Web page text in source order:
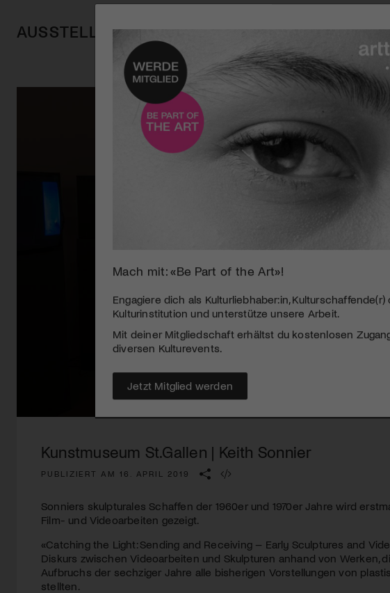
AUSSTELLUNGEN
Kunstmuseum St.Gallen | Keith Sonnier
PUBLIZIERT AM 16. APRIL 2019
Sonniers skulpturales Schaffen der 1960er und 1970er Jahre wird
Film- und Videoarbeiten gezeigt.
«Catching the Light: Sending and Receiving – Early Sculptures and
Diskurs zwischen Videoarbeiten und Skulpturen anhand von Werken,
Aufbruchs der sechziger Jahre alle bisherigen Vorstellungen von
stellten.
Mach mit: «Be Part of the Art»!
Engagiere dich als Kulturliebhaber:in, Kulturschaffende(r)
Mit deiner Mitgliedschaft erhältst du kostenlosen Zugang
Jetzt Mitglied werden